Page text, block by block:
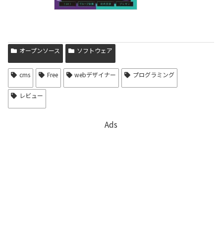
オープンソース ソフトウェア
cms Free webデザイナー プログラミング
レビュー
Ads